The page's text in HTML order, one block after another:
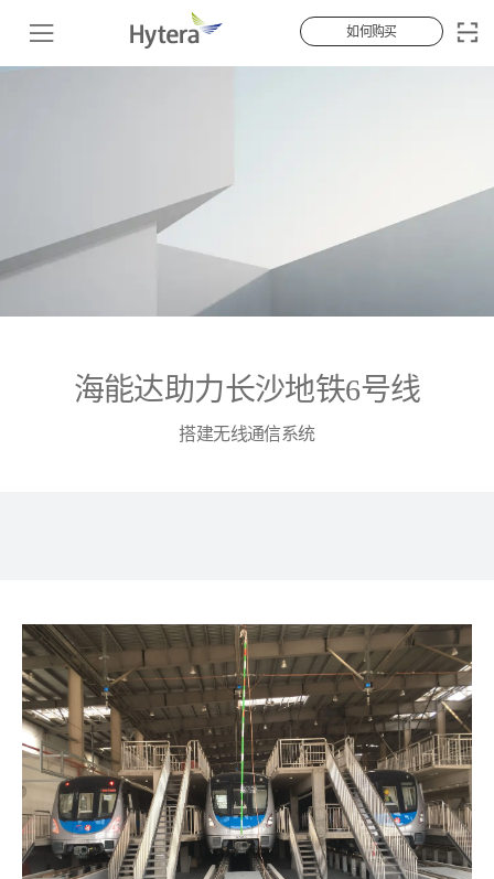
如何购买
海能达助力长沙地铁6号线
搭建无线通信系统